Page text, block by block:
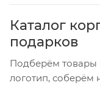
Каталог
подарков
Подберём товары
логотип, соберём